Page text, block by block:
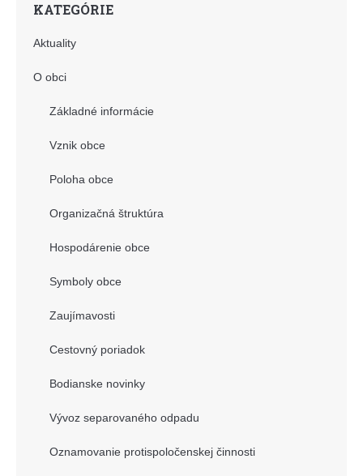
KATEGÓRIE
Aktuality
O obci
Základné informácie
Vznik obce
Poloha obce
Organizačná štruktúra
Hospodárenie obce
Symboly obce
Zaujímavosti
Cestovný poriadok
Bodianske novinky
Vývoz separovaného odpadu
Oznamovanie protispoločenskej činnosti